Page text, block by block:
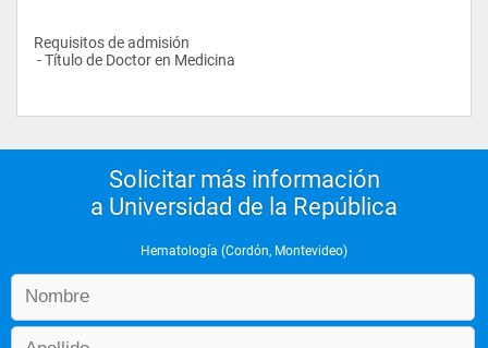
Requisitos de admisión
- Título de Doctor en Medicina
Solicitar más información
a Universidad de la República
Hematología (Cordón, Montevideo)